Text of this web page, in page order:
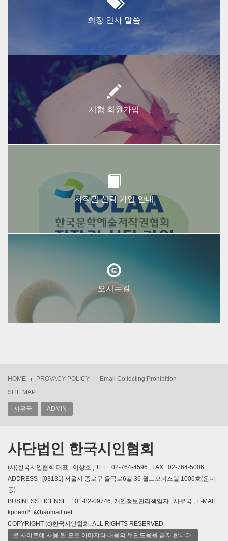
회장 인사 말씀
시협 회원가입
저작권 신탁 가입 안내
오시는길
HOME PROVACY POLICY
Email Collecting Prohibition
SITE MAP
사무국 ADMIN
사단법인 한국시인협회
(사)한국시인협회 대표 : 이상호 , TEL : 02-764-4596 , FAX : 02-764-5006
ADDRESS : [03131] 서울시 종로구 율곡로6길 36 월드오피스텔 1006호(운니
동)
BUSINESS LICENSE : 101-82-09746, 개인정보관리책임자 : 사무국 , E-MAIL :
kpoem21@hanmail.net
COPYRIGHT (c)한국시인협회, ALL RIGHTS RESERVED.
본 사이트에 사용 된 모든 이미지와 내용의 무단도용을 금지 합니다.